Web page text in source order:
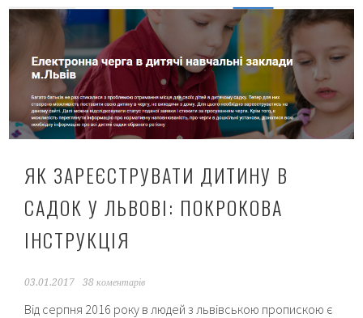
як
ми
обламалися
ЯК ЗАРЕЄСТРУВАТИ ДИТИНУ В
САДОК У ЛЬВОВІ: ПОКРОКОВА
ІНСТРУКЦІЯ
03.01.2017 38 коментарів
Від серпня 2016 року в людей з львівською пропискою є